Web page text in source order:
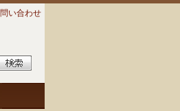
い合わせ